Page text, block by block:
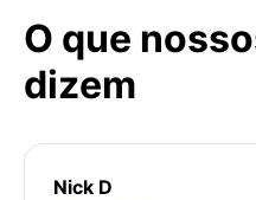
O que
dizem
Nick D